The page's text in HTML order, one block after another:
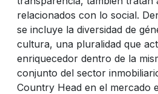
relacionados con lo social.
se incluye la diversidad de
cultura, una pluralidad que
enriquecedor dentro de la
conjunto del sector
Country Head en el mercado